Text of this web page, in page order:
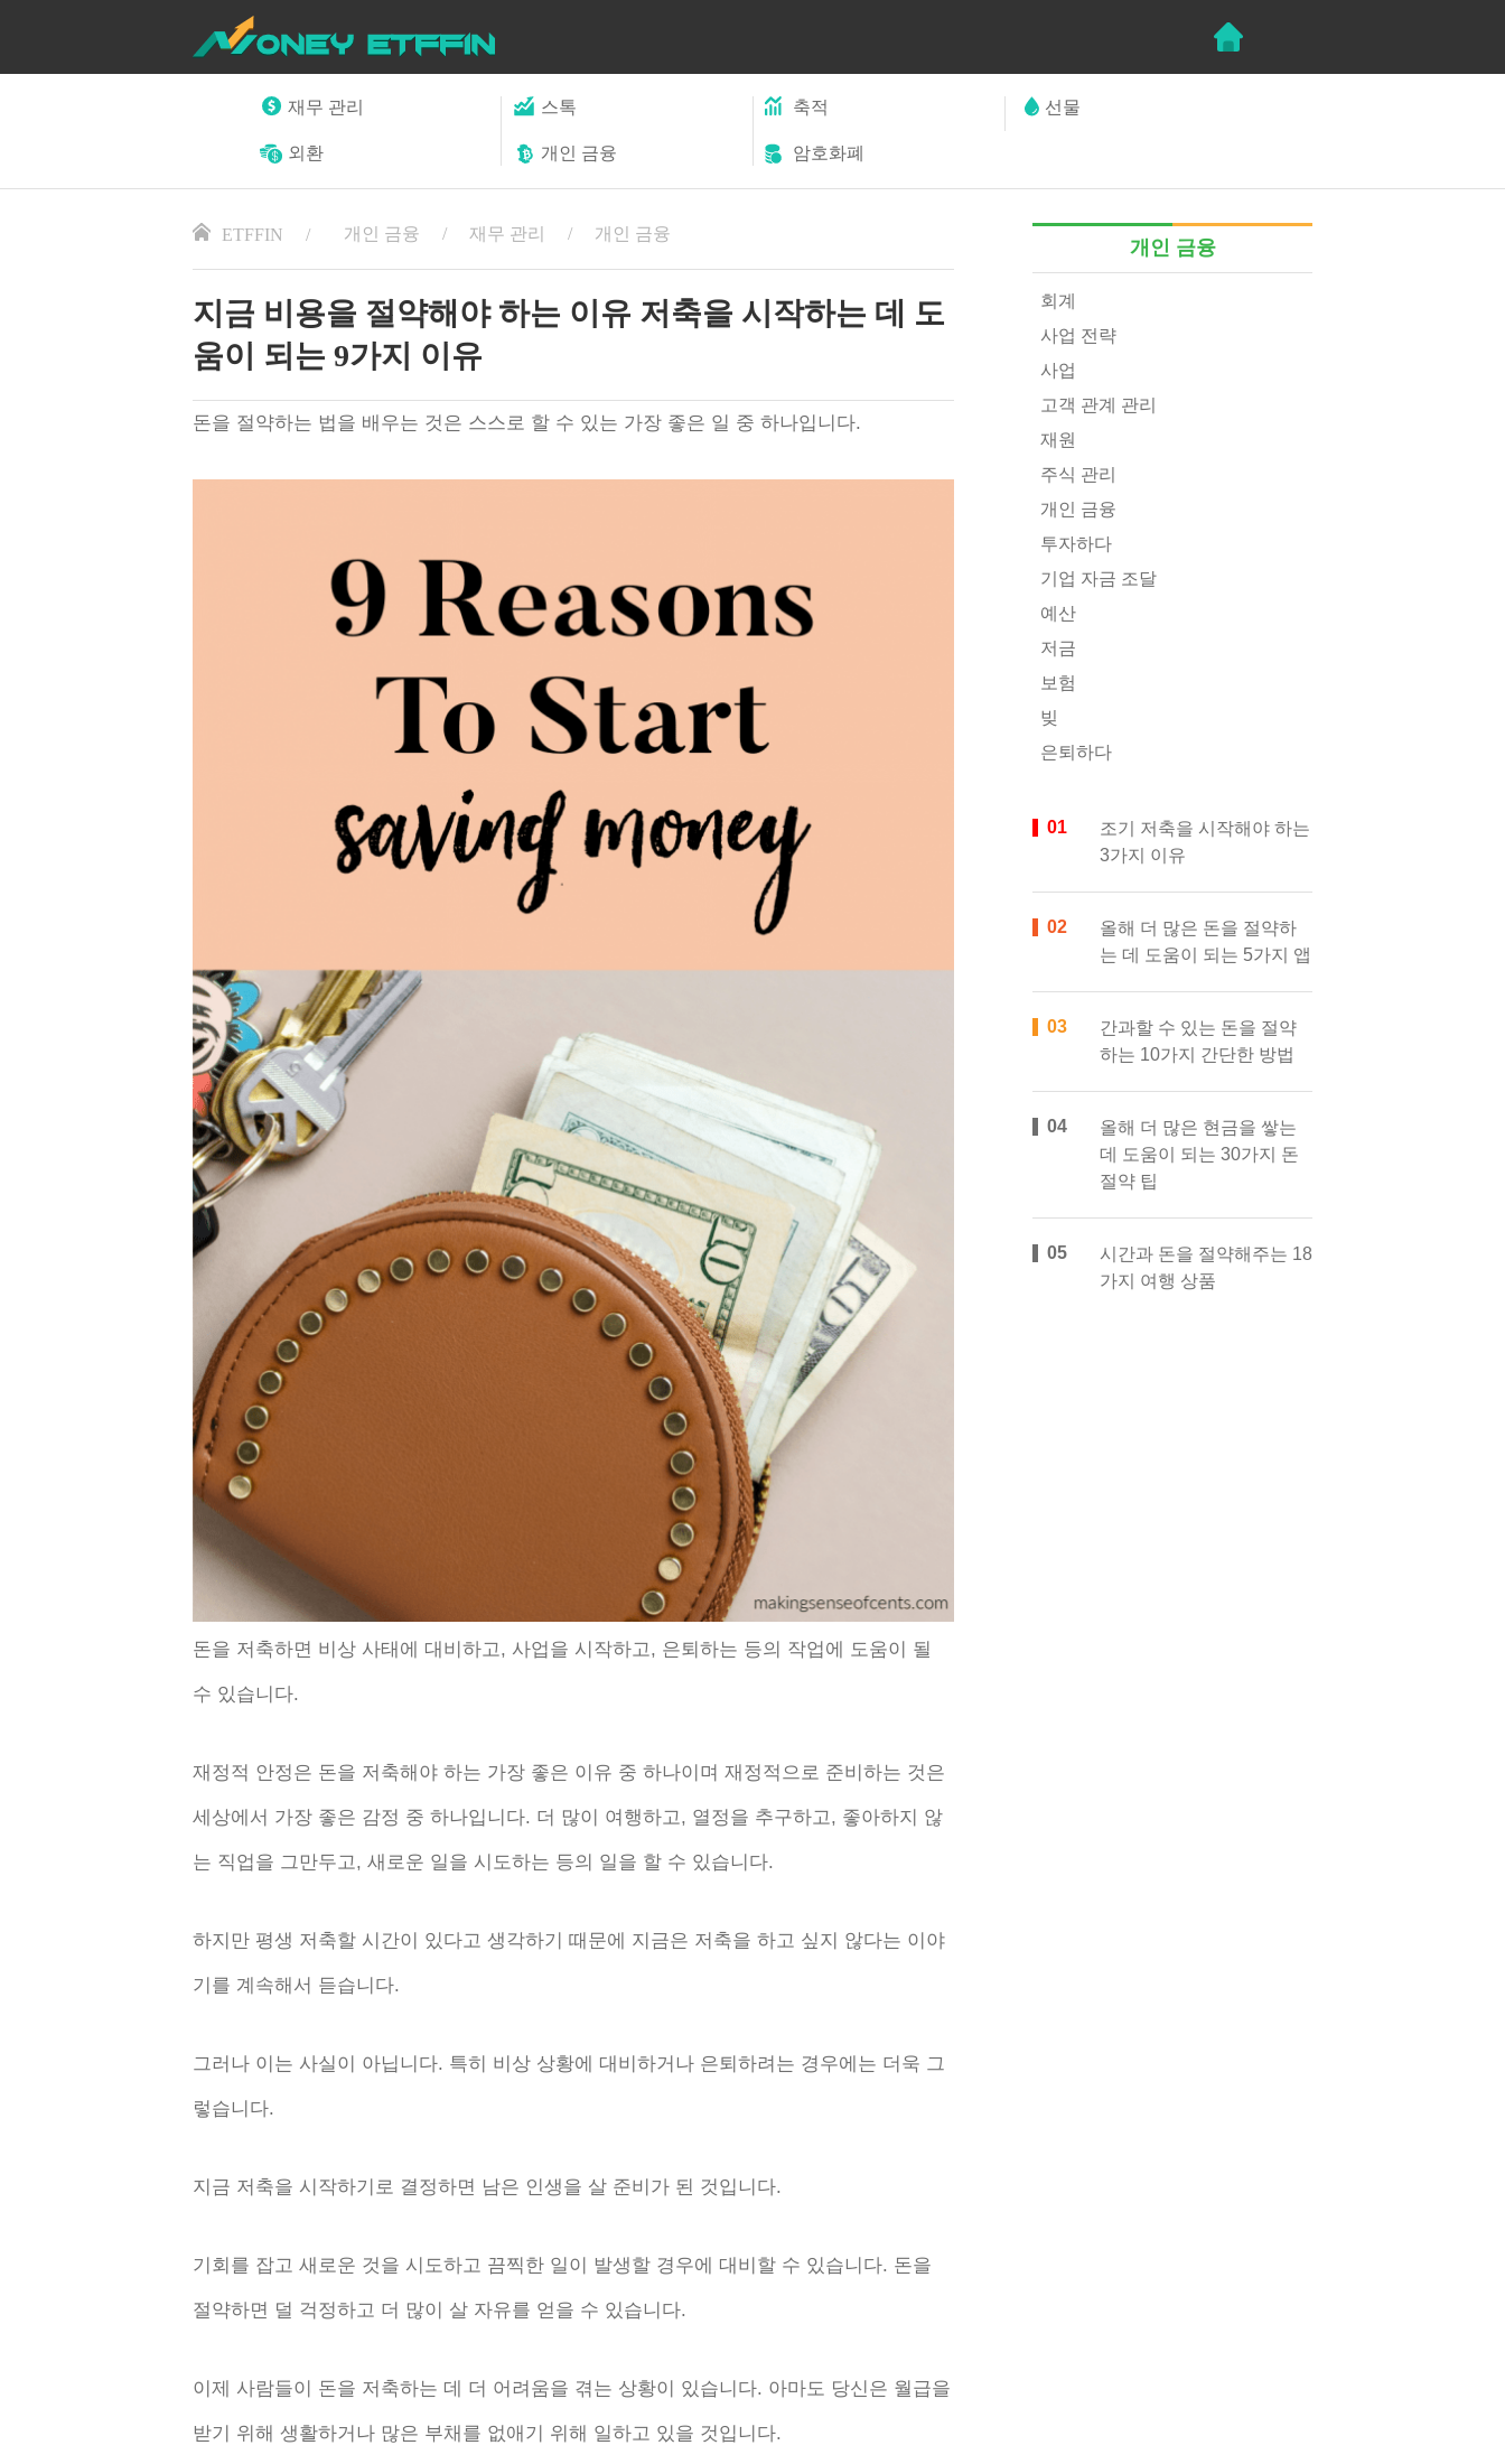
재무 관리 스톡 축적 선물
외환 개인 금융 암호화폐
ETFFIN 개인 금융 재무 관리 개인 금융
지금 비용을 절약해야 하는 이유 저축을 시작하는 데 도
움이 되는 9가지 이유
돈을 절약하는 법을 배우는 것은 스스로 할 수 있는 가장 좋은 일 중 하나입니다.
돈을 저축하면 비상 사태에 대비하고, 사업을 시작하고, 은퇴하는 등의 작업에 도움이 될
수 있습니다.
재정적 안정은 돈을 저축해야 하는 가장 좋은 이유 중 하나이며 재정적으로 준비하는 것은
세상에서 가장 좋은 감정 중 하나입니다. 더 많이 여행하고, 열정을 추구하고, 좋아하지 않
는 직업을 그만두고, 새로운 일을 시도하는 등의 일을 할 수 있습니다.
하지만 평생 저축할 시간이 있다고 생각하기 때문에 지금은 저축을 하고 싶지 않다는 이야
기를 계속해서 듣습니다.
그러나 이는 사실이 아닙니다. 특히 비상 상황에 대비하거나 은퇴하려는 경우에는 더욱 그
렇습니다.
지금 저축을 시작하기로 결정하면 남은 인생을 살 준비가 된 것입니다.
기회를 잡고 새로운 것을 시도하고 끔찍한 일이 발생할 경우에 대비할 수 있습니다. 돈을
절약하면 덜 걱정하고 더 많이 살 자유를 얻을 수 있습니다.
이제 사람들이 돈을 저축하는 데 더 어려움을 겪는 상황이 있습니다. 아마도 당신은 월급을
받기 위해 생활하거나 많은 부채를 없애기 위해 일하고 있을 것입니다.
개인 금융
회계
사업 전략
사업
고객 관계 관리
재원
주식 관리
개인 금융
투자하다
기업 자금 조달
예산
저금
보험
빚
은퇴하다
조기 저축을 시작해야 하는
3가지 이유
올해 더 많은 돈을 절약하
는 데 도움이 되는 5가지 앱
간과할 수 있는 돈을 절약
하는 10가지 간단한 방법
올해 더 많은 현금을 쌓는
데 도움이 되는 30가지 돈
절약 팁
시간과 돈을 절약해주는 18
가지 여행 상품